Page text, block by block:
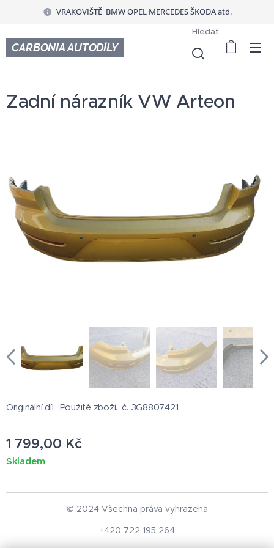
VRAKOVIŠTĚ BMW OPEL MERCEDES ŠKODA atd.
CARBONIA AUTODÍLY
Hledat
Zadní nárazník VW Arteon
Originální díl. Použité zboží. č. 3G8807421
1 799,00 Kč
Skladem
© 2024 Všechna práva vyhrazena
+420 722 195 264